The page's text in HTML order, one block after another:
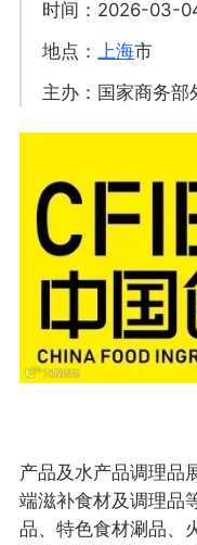
时间：2026-03-
地点：上海市
主办：国家商务部
产品及水产品调理品
端滋补食材及调理品
品、特色食材涮品、